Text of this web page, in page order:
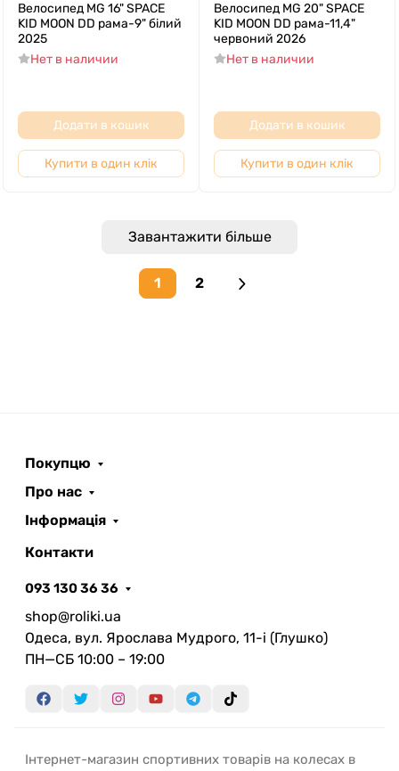
Велосипед MG 16" SPACE
KID MOON DD рама-9" білий
2025
Нет в наличии
Додати в кошик
Купити в один клік
Велосипед MG 20" SPACE
KID MOON DD рама-11,4"
червоний 2026
Нет в наличии
Додати в кошик
Купити в один клік
Завантажити більше
1 2
Next page
Покупцю
Про нас
Інформація
Контакти
093 130 36 36
shop@roliki.ua
Одеса, вул. Ярослава Мудрого, 11-i (Глушко)
ПН—СБ 10:00 – 19:00
Інтернет-магазин спортивних товарів на колесах в